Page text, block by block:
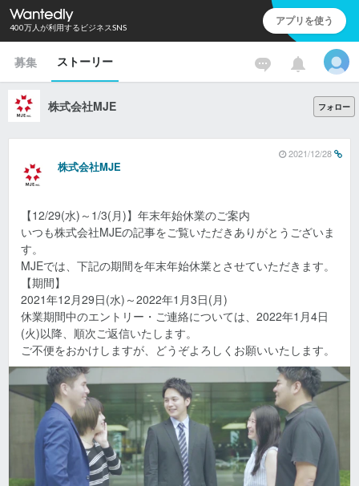
400万人が利用するビジネスSNS アプリを使う
募集 ストーリー
株式会社MJE フォロー
株式会社MJE
2021/12/28
【12/29(水)～1/3(月)】年末年始休業のご案内
いつも株式会社MJEの記事をご覧いただきありがとうございま
す。
MJEでは、下記の期間を年末年始休業とさせていただきます。
【期間】
2021年12月29日(水)～2022年1月3日(月)
休業期間中のエントリー・ご連絡については、2022年1月4日
(火)以降、順次ご返信いたします。
ご不便をおかけしますが、どうぞよろしくお願いいたします。